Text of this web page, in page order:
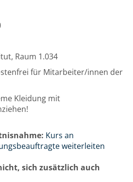
Raum 1.034
für Mitarbeiter/innen der
Kleidung mit
Kurs an
weiterleiten
sich zusätzlich auch